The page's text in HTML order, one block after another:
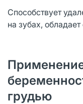
Способствует
на зубах,
грудью